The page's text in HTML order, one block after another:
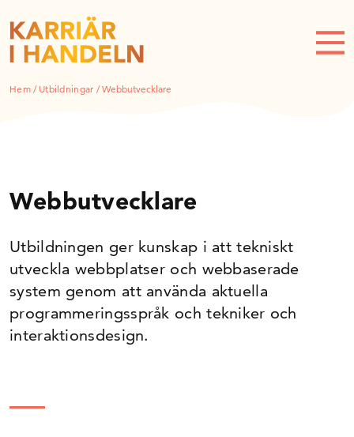
Hem/ Utbildningar /Webbutvecklare
Webbutvecklare
Utbildningen ger kunskap i att tekniskt
utveckla webbplatser och webbaserade
system genom att använda aktuella
programmeringsspråk och tekniker och
interaktionsdesign.